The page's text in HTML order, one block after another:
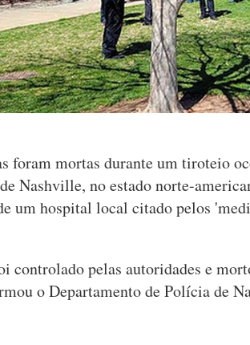
foram mortas durante um tiroteio
Nashville, no estado norte-
um hospital local citado pelos
controlado pelas autoridades e
o Departamento de Polícia de